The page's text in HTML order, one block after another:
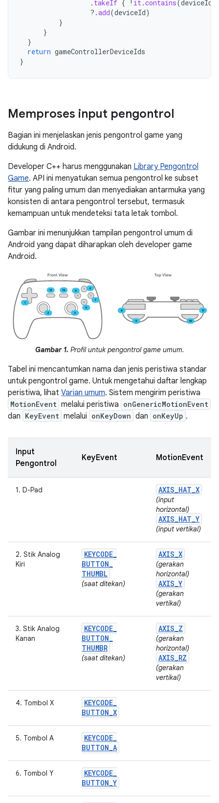
. takeIf { ! it.contains(deviceId
?.add(deviceId)
}
}
}
return gameControllerDeviceIds
}
Memproses input pengontrol
Bagian ini menjelaskan jenis pengontrol game yang
didukung di Android.
Developer C++ harus menggunakan Library Pengontrol
Game. API ini menyatukan semua pengontrol ke subset
fitur yang paling umum dan menyediakan antarmuka yang
konsisten di antara pengontrol tersebut, termasuk
kemampuan untuk mendeteksi tata letak tombol.
Gambar ini menunjukkan tampilan pengontrol umum di
Android yang dapat diharapkan oleh developer game
Android.
Gambar 1. Profil untuk pengontrol game umum.
Tabel ini mencantumkan nama dan jenis peristiwa standar
untuk pengontrol game. Untuk mengetahui daftar lengkap
peristiwa, lihat Varian umum. Sistem mengirim peristiwa
MotionEvent melalui peristiwa onGenericMotionEvent
dan KeyEvent melalui onKeyDown dan onKeyUp .
Input
Pengontrol
KeyEvent MotionEvent
1. D-Pad AXIS_HAT_X
(input
horizontal)
AXIS_HAT_Y
(input vertikal)
2. Stik Analog
Kiri
KEYCODE_
BUTTON_
THUMBL
(saat ditekan)
AXIS_X
(gerakan
horizontal)
AXIS_Y
(gerakan
vertikal)
3. Stik Analog
Kanan
KEYCODE_
BUTTON_
THUMBR
(saat ditekan)
AXIS_Z
(gerakan
horizontal)
AXIS_RZ
(gerakan
vertikal)
4. Tombol X KEYCODE_
BUTTON_X
5. Tombol A KEYCODE_
BUTTON_A
6. Tombol Y KEYCODE_
BUTTON_Y